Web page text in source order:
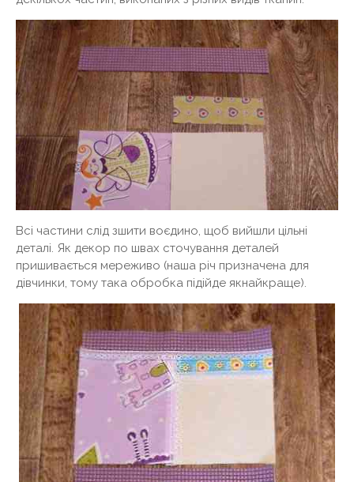
Всі частини слід зшити воєдино, щоб вийшли цільні
деталі. Як декор по швах сточування деталей
пришивається мереживо (наша річ призначена для
дівчинки, тому така обробка підійде якнайкраще).